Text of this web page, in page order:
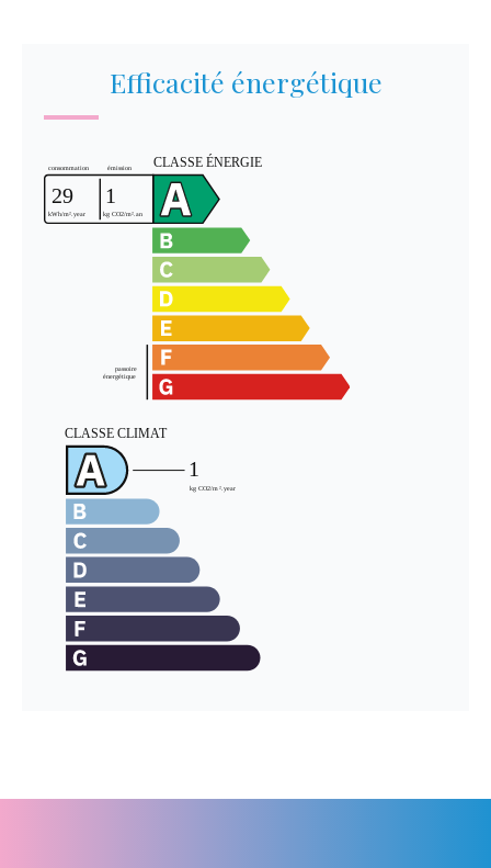
Efficacité énergétique